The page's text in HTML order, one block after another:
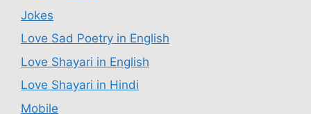
Jokes
Love Sad Poetry in English
Love Shayari in English
Love Shayari in Hindi
Mobile